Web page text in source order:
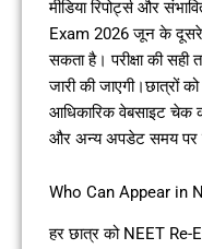
मीडिया रिपोर्ट्स और
Exam 2026 जून के दूसरे
सकता है। परीक्षा की
जारी की जाएगी।छात्रों
आधिकारिक वेबसाइट चेक
और अन्य अपडेट समय पर
Who Can Appear in
हर छात्र को NEET Re-